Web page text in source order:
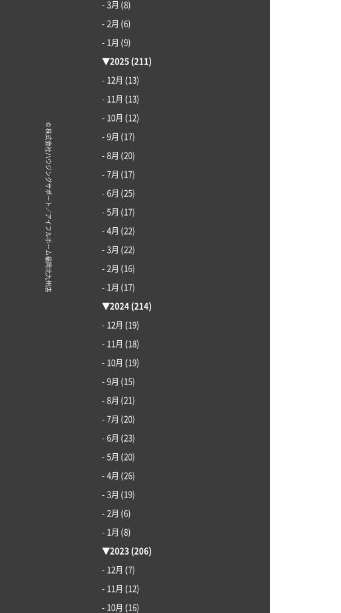
- 3月 (8)
- 2月 (6)
- 1月 (9)
▼2025 (211)
- 12月 (13)
- 11月 (13)
- 10月 (12)
- 9月 (17)
- 8月 (20)
- 7月 (17)
- 6月 (25)
- 5月 (17)
- 4月 (22)
- 3月 (22)
- 2月 (16)
- 1月 (17)
▼2024 (214)
- 12月 (19)
- 11月 (18)
- 10月 (19)
- 9月 (15)
- 8月 (21)
- 7月 (20)
- 6月 (23)
- 5月 (20)
- 4月 (26)
- 3月 (19)
- 2月 (6)
- 1月 (8)
▼2023 (206)
- 12月 (7)
- 11月 (12)
- 10月 (16)
© 株式会社ハウジングサポート／アイフルホーム福岡北九州店